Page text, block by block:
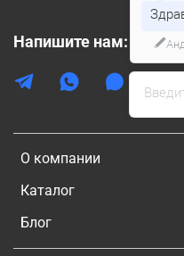
О компании
Каталог
Блог
Напишите нам: